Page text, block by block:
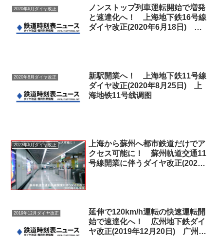
2020年6月ダイヤ改正
ノンストップ列車運転開始で増発
と速達化へ！ 上海地下鉄16号線
ダイヤ改正(2020年6月18日) 上
2020年8月ダイヤ改正
新駅開業へ！ 上海地下鉄11号線
ダイヤ改正(2020年8月25日) 上
海地铁11号线调图
2023年6月ダイヤ改正
上海から蘇州へ都市鉄道だけでア
クセス可能に！ 蘇州軌道交通11
号線開業に伴うダイヤ改正(2023
2019年12月ダイヤ改正
延伸で120km/h運転の快速運転開
始で速達化へ！ 広州地下鉄ダイ
ヤ改正(2019年12月20日) 广州地